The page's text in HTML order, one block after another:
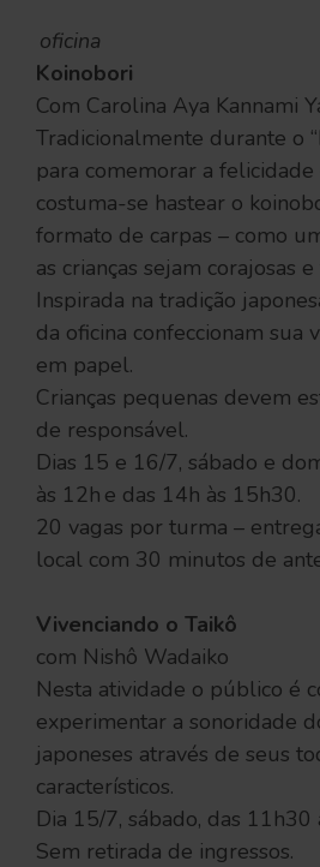
oficina
Koinobori
Com Carolina Aya Kannami
Tradicionalmente durante o
para comemorar a felicidade
costuma-se hastear o
formato de carpas – como
as crianças sejam corajosas
Inspirada na tradição
da oficina confeccionam sua
em papel.
Crianças pequenas devem
de responsável.
Dias 15 e 16/7, sábado e
às 12h e das 14h às 15h30.
20 vagas por turma –
local com 30 minutos de
Vivenciando o Taikô
com Nishô Wadaiko
Nesta atividade o público é
experimentar a sonoridade
japoneses através de seus
característicos.
Dia 15/7, sábado, das 11h30
Sem retirada de ingressos.